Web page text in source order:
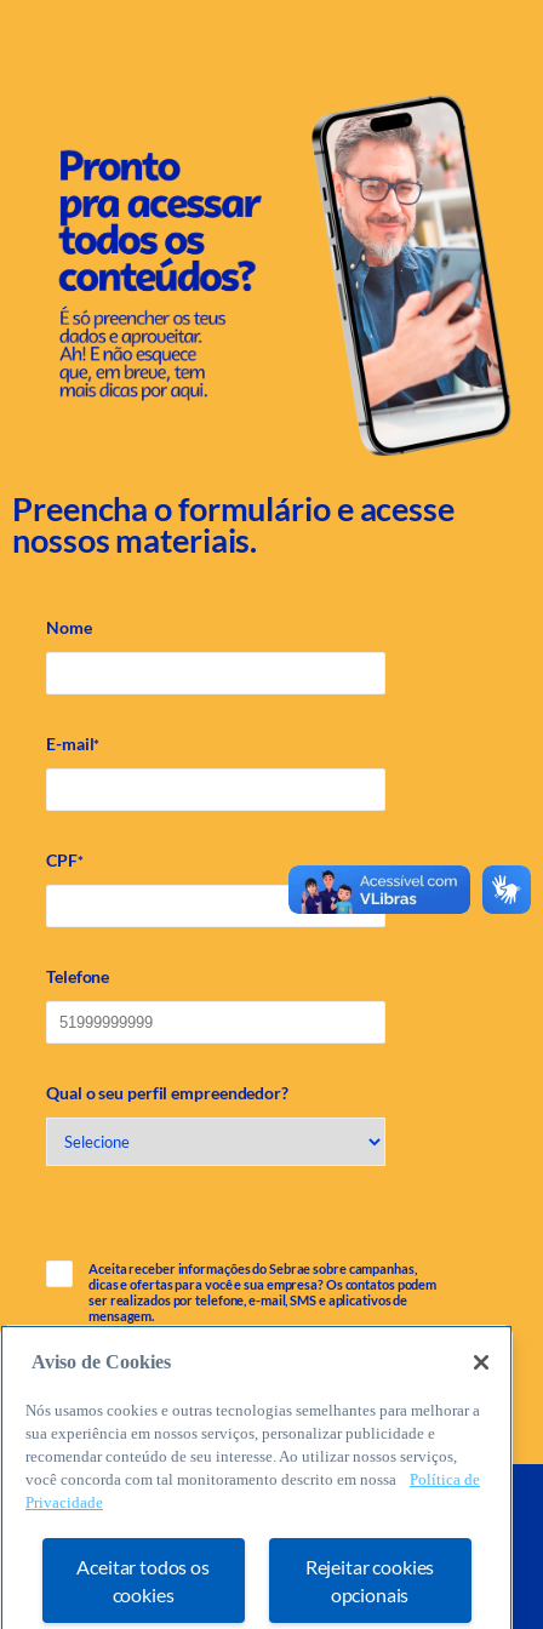
Preencha o formulário e acesse
nossos materiais.
Nome
E-mail*
CPF*
Telefone
Qual o seu perfil empreendedor?
Aceita receber informações do Sebrae sobre campanhas,
dicas e ofertas para você e sua empresa? Os contatos podem
ser realizados por telefone, e-mail, SMS e aplicativos de
mensagem.
Aviso de Cookies
Nós usamos cookies e outras tecnologias semelhantes para melhorar a
sua experiência em nossos serviços, personalizar publicidade e
recomendar conteúdo de seu interesse. Ao utilizar nossos serviços,
você concorda com tal monitoramento descrito em nossa
Política de
Privacidade
Aceitar todos os
cookies
Rejeitar cookies
opcionais